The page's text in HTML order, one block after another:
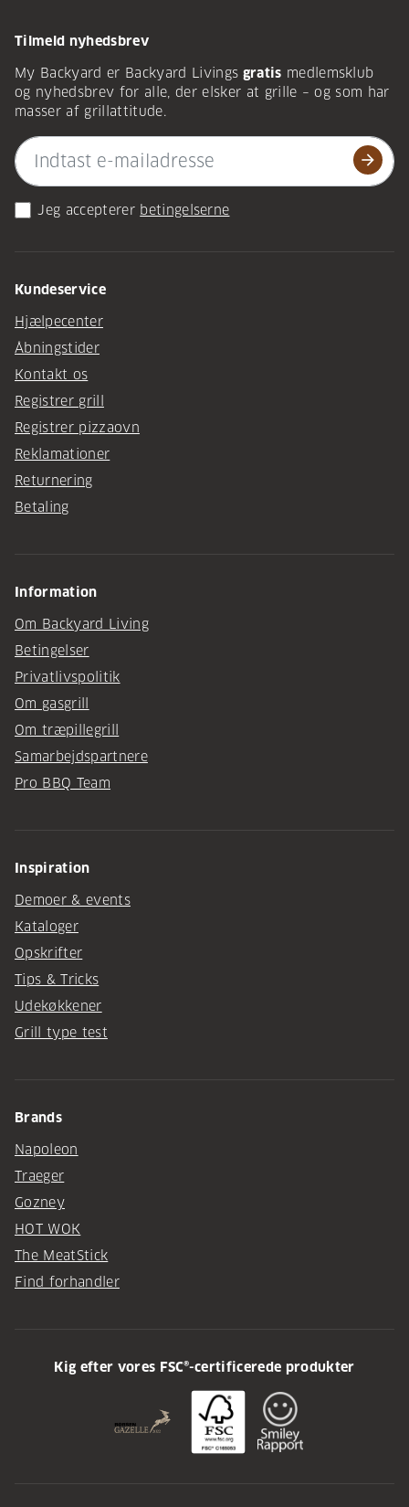
Tilmeld nyhedsbrev
My Backyard er Backyard Livings gratis medlemsklub
og nyhedsbrev for alle, der elsker at grille – og som har
masser af grillattitude.
arrow_forward
Jeg accepterer betingelserne
Kundeservice
Hjælpecenter
Åbningstider
Kontakt os
Registrer grill
Registrer pizzaovn
Reklamationer
Returnering
Betaling
Information
Om Backyard Living
Betingelser
Privatlivspolitik
Om gasgrill
Om træpillegrill
Samarbejdspartnere
Pro BBQ Team
Inspiration
Demoer & events
Kataloger
Opskrifter
Tips & Tricks
Udekøkkener
Grill type test
Brands
Napoleon
Traeger
Gozney
HOT WOK
The MeatStick
Find forhandler
Kig efter vores FSC®-certificerede produkter